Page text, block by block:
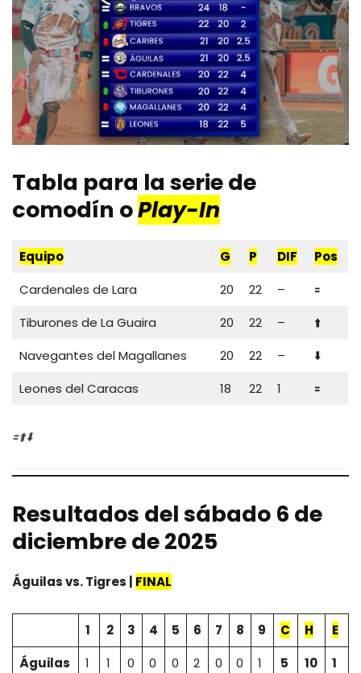
Tabla para la serie de
comodín oPlay-In
Equipo G P DIF
Pos
Cardenales de Lara
20 22 –
🟰
Tiburones de La Guaira
20 22 –
⬆️
Navegantes del Magallanes
20 22 –
⬇️
Leones del Caracas
18 22 1 🟰
🟰⬆️⬇️
Resultados del sábado 6 de
diciembre de 2025
Águilas vs. Tigres | FINAL
1 2 3 4 5 6 7 8 9 C H
E
Águilas
1 1 0 0 0 2 0 0 1 5 10
1